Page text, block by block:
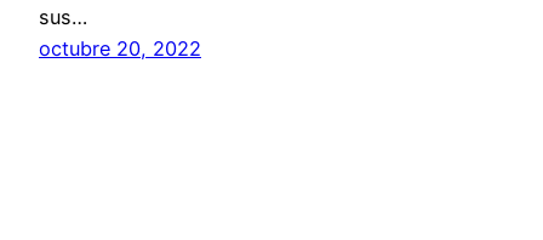
sus…
octubre 20, 2022